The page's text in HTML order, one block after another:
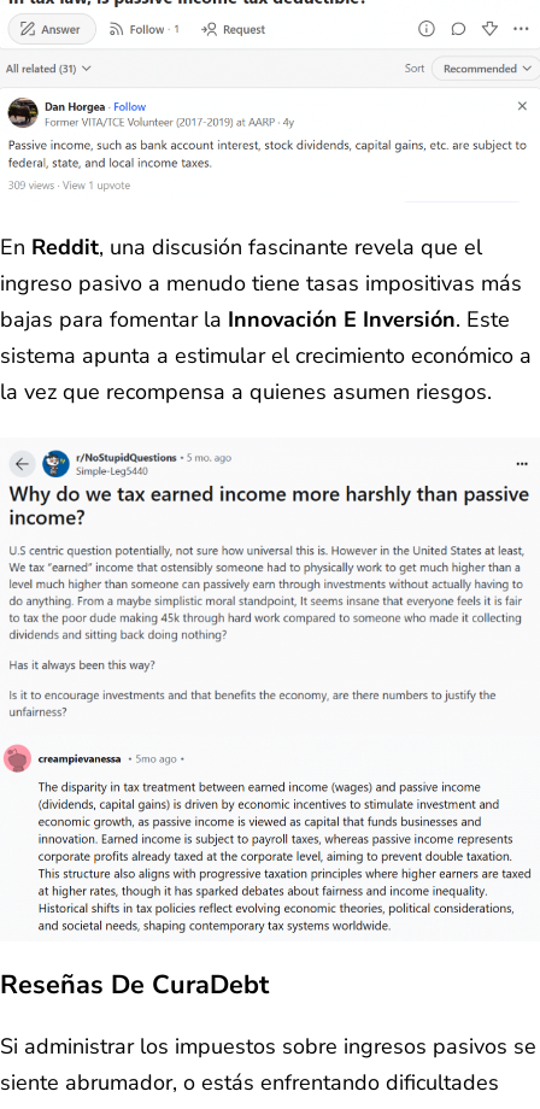
En Reddit, una discusión fascinante revela que el
ingreso pasivo a menudo tiene tasas impositivas más
bajas para fomentar la Innovación E Inversión. Este
sistema apunta a estimular el crecimiento económico a
la vez que recompensa a quienes asumen riesgos.
Reseñas De CuraDebt
Si administrar los impuestos sobre ingresos pasivos se
siente abrumador, o estás enfrentando dificultades